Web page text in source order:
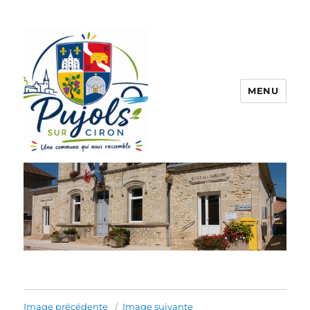
Pujols sur Ciron
MENU
Image précédente Image suivante